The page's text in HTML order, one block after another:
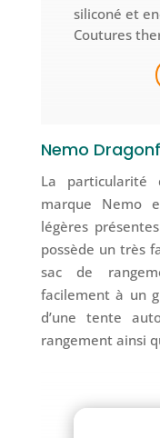
siliconé et
Coutures
Nemo
La
marque Nemo
légères
possède un très
sac de
facilement à un
d’une tente
rangement ainsi